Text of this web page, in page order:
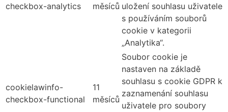
checkbox-analytics
měsíců uložení souhlasu uživatele
s používáním souborů
cookie v kategorii
„Analytika“.
cookielawinfo-
checkbox-functional
11
měsíců
Soubor cookie je
nastaven na základě
souhlasu s cookie GDPR k
zaznamenání souhlasu
uživatele pro soubory